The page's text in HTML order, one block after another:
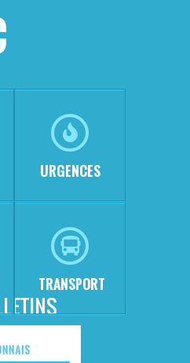
URGENCES
TRANSPORT